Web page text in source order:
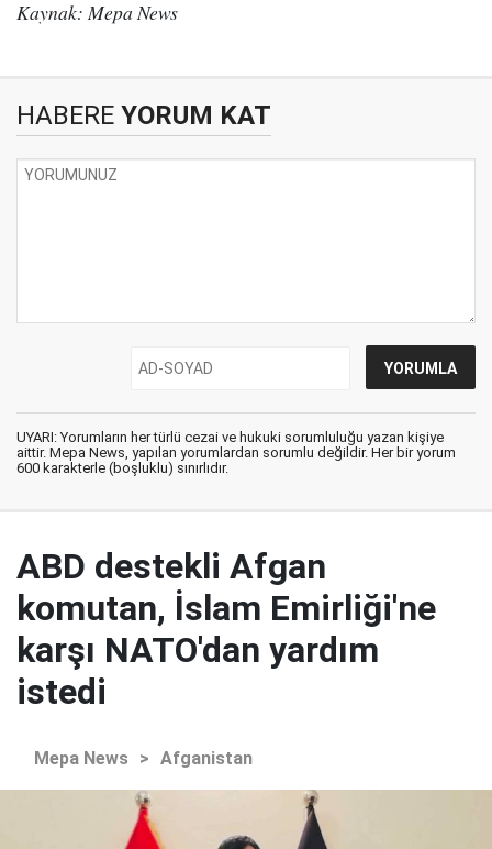
Kaynak: Mepa News
HABERE YORUM KAT
UYARI: Yorumların her türlü cezai ve hukuki sorumluluğu yazan kişiye
aittir. Mepa News, yapılan yorumlardan sorumlu değildir. Her bir yorum
600 karakterle (boşluklu) sınırlıdır.
ABD destekli Afgan
komutan, İslam Emirliği'ne
karşı NATO'dan yardım
istedi
Mepa News > Afganistan